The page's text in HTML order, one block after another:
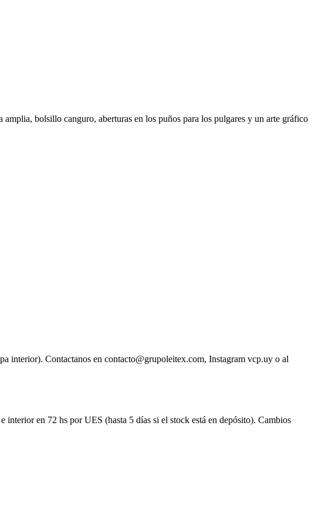
bolsillo canguro, aberturas en los puños para los pulgares y un arte gráfico
interior). Contactanos en contacto@grupoleitex.com, Instagram vcp.uy o al
en 72 hs por UES (hasta 5 días si el stock está en depósito). Cambios